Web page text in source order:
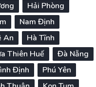
Hải Phòng
Nam Định
An
Hà Tĩnh
Thiên Huế
Đà Nẵng
Định
Phú Yên